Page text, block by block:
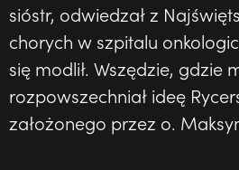
sióstr, odwiedzał z
chorych w szpitalu
się modlił. Wszędzie, gdzie
rozpowszechniał ideę
założonego przez o.